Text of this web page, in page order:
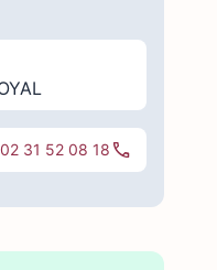
02 31 52 08 18